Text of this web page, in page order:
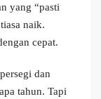
yang “pasti
naik.
cepat.
dan
tahun. Tapi